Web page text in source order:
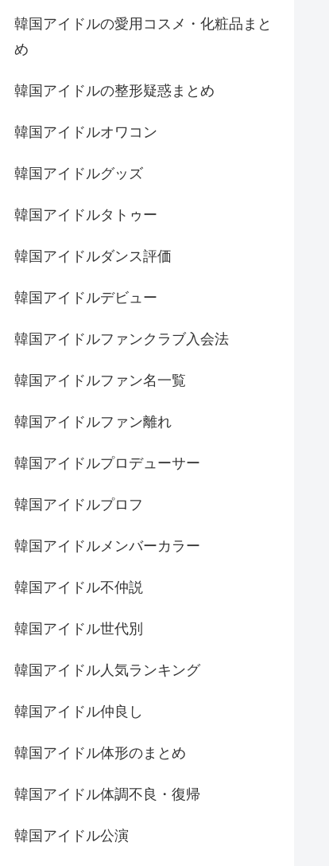
韓国アイドルの愛用コスメ・化粧品まと
め
韓国アイドルの整形疑惑まとめ
韓国アイドルオワコン
韓国アイドルグッズ
韓国アイドルタトゥー
韓国アイドルダンス評価
韓国アイドルデビュー
韓国アイドルファンクラブ入会法
韓国アイドルファン名一覧
韓国アイドルファン離れ
韓国アイドルプロデューサー
韓国アイドルプロフ
韓国アイドルメンバーカラー
韓国アイドル不仲説
韓国アイドル世代別
韓国アイドル人気ランキング
韓国アイドル仲良し
韓国アイドル体形のまとめ
韓国アイドル体調不良・復帰
韓国アイドル公演